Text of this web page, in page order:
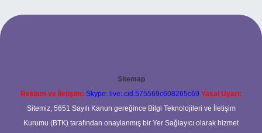
Sitemap
Reklam ve İletişim: Skype: live:.cid.575569c608265c69 Yasal Uyarı:
Sitemiz, 5651 Sayılı Kanun gereğince Bilgi Teknolojileri ve İletişim
Kurumu (BTK) tarafından onaylanmış bir Yer Sağlayıcı olarak hizmet